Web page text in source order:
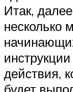
Итак,
несколько
действия,